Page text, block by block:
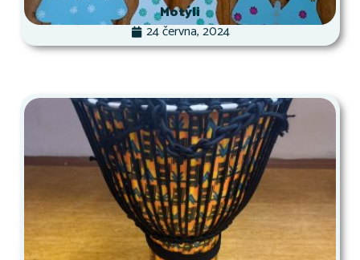
Motýli
24 června, 2024